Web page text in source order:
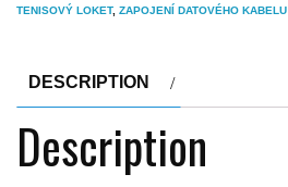
TENISOVÝ LOKET, ZAPOJENÍ DATOVÉHO KABELU
DESCRIPTION
Description